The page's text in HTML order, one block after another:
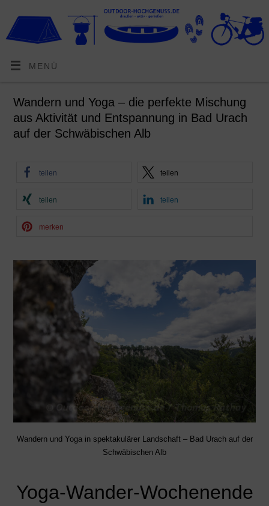
MENÜ
Wandern und Yoga – die perfekte Mischung
aus Aktivität und Entspannung in Bad Urach
auf der Schwäbischen Alb
teilen teilen
teilen teilen
merken
Wandern und Yoga in spektakulärer Landschaft – Bad Urach auf der
Schwäbischen Alb
Yoga-Wander-Wochenende